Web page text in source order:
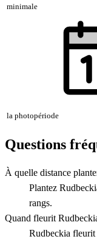
minimale
la photopériode
Questions
À quelle distance
Plantez
rangs.
Quand fleurit
Rudbeckia fleurit